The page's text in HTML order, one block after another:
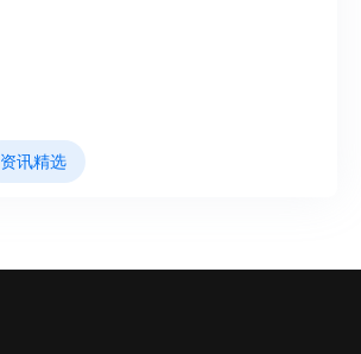
资讯精选